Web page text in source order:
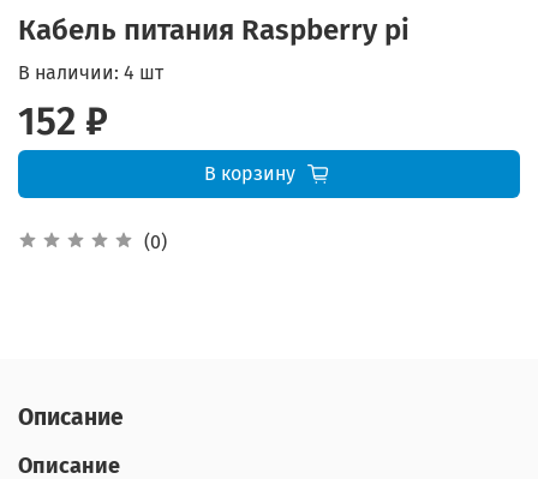
Кабель питания Raspberry pi
(0)
В наличии: 4 шт
152 ₽
В корзину
Описание
Описание